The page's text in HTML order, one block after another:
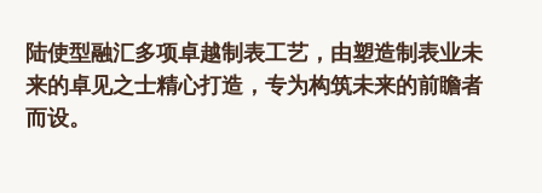
会员
登入
陆使型融汇多项卓越制表工艺，由塑造制表业未
来的卓见之士精心打造，专为构筑未来的前瞻者
而设。